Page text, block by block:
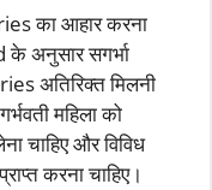
का आहार करना
अनुसार सगर्भा
अतिरिक्त मिलनी
महिला को
चाहिए और विविध
करना चाहिए।